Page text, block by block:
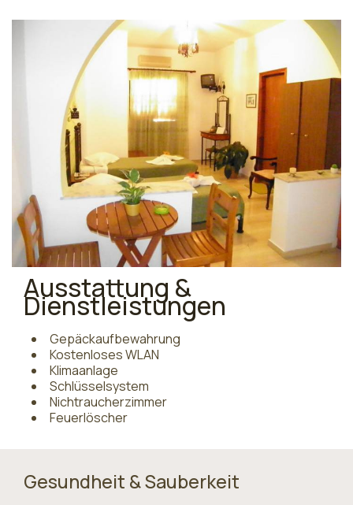
Ausstattung &
Dienstleistungen
Gepäckaufbewahrung
Kostenloses WLAN
Klimaanlage
Schlüsselsystem
Nichtraucherzimmer
Feuerlöscher
Gesundheit & Sauberkeit